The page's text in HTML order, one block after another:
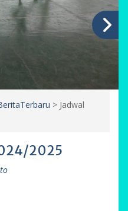
> Jadwal
2025